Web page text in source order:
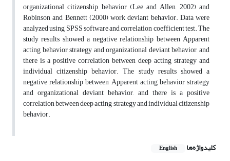
organizational citizenship behavior (Lee and Allen, 2002) and
Robinson and Bennett (2000) work deviant behavior. Data were
analyzed using SPSS software and correlation coefficient test. The
study results showed a negative relationship between Apparent
acting behavior strategy and organizational deviant behavior, and
there is a positive correlation between deep acting strategy and
individual citizenship behavior. The study results showed a
negative relationship between Apparent acting behavior strategy
and organizational deviant behavior, and there is a positive
correlation between deep acting strategy and individual citizenship
behavior.
کلیدواژه‌ها English